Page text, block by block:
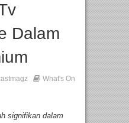
Dalam
What's On
signifikan dalam